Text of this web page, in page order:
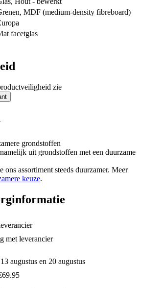
, MDF (medium-density fibreboard)
facetglas
zie
grondstoffen
uit grondstoffen met een duurzame
ons assortiment steeds duurzamer. Meer
keuze.
met leverancier
augustus en 20 augustus